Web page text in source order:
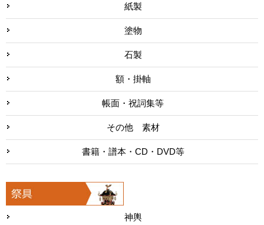
紙製
塗物
石製
額・掛軸
帳面・祝詞集等
その他 素材
書籍・譜本・CD・DVD等
神輿